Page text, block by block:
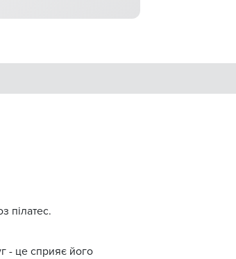
пілатес.
- це сприяє його